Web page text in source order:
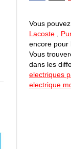
Vous
Lacoste
encore pour
Vous
dans les
electriques
electrique